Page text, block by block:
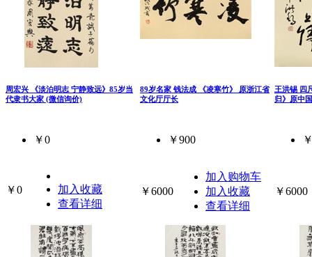
周宏兴 《淡泊明志 宁静致远》85岁当
代隶书大家 (微信询价)
￥0
￥0
加入收藏
查看详细
89岁名家 钱法成 《凌寒竹》 原浙江省
文化厅厅长
￥900
￥6000
加入购物车
加入收藏
查看详细
王洪锡 四
归》原中
￥6000